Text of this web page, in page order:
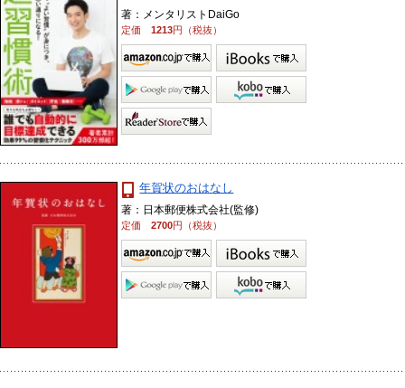
著：メンタリストDaiGo
定価1213円（税抜）
年賀状のおはなし
著：日本郵便株式会社(監修)
定価2700円（税抜）